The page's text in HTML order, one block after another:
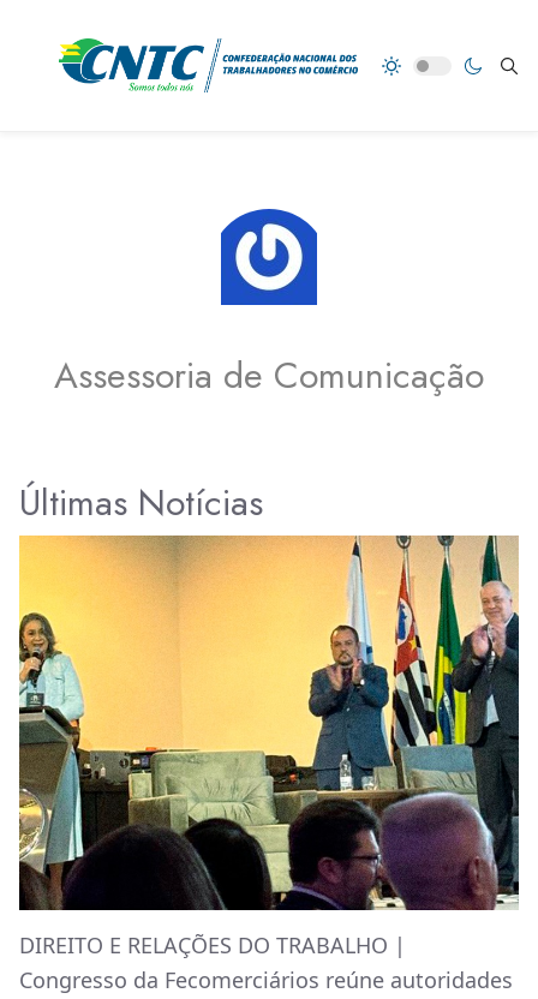
Assessoria de Comunicação
Últimas Notícias
DIREITO E RELAÇÕES DO TRABALHO |
Congresso da Fecomerciários reúne autoridades